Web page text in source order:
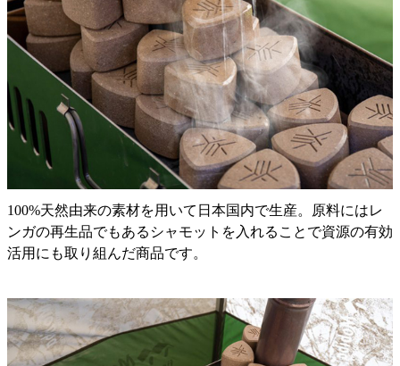
100%天然由来の素材を用いて日本国内で生産。原料にはレ
ンガの再生品でもあるシャモットを入れることで資源の有効
活用にも取り組んだ商品です。